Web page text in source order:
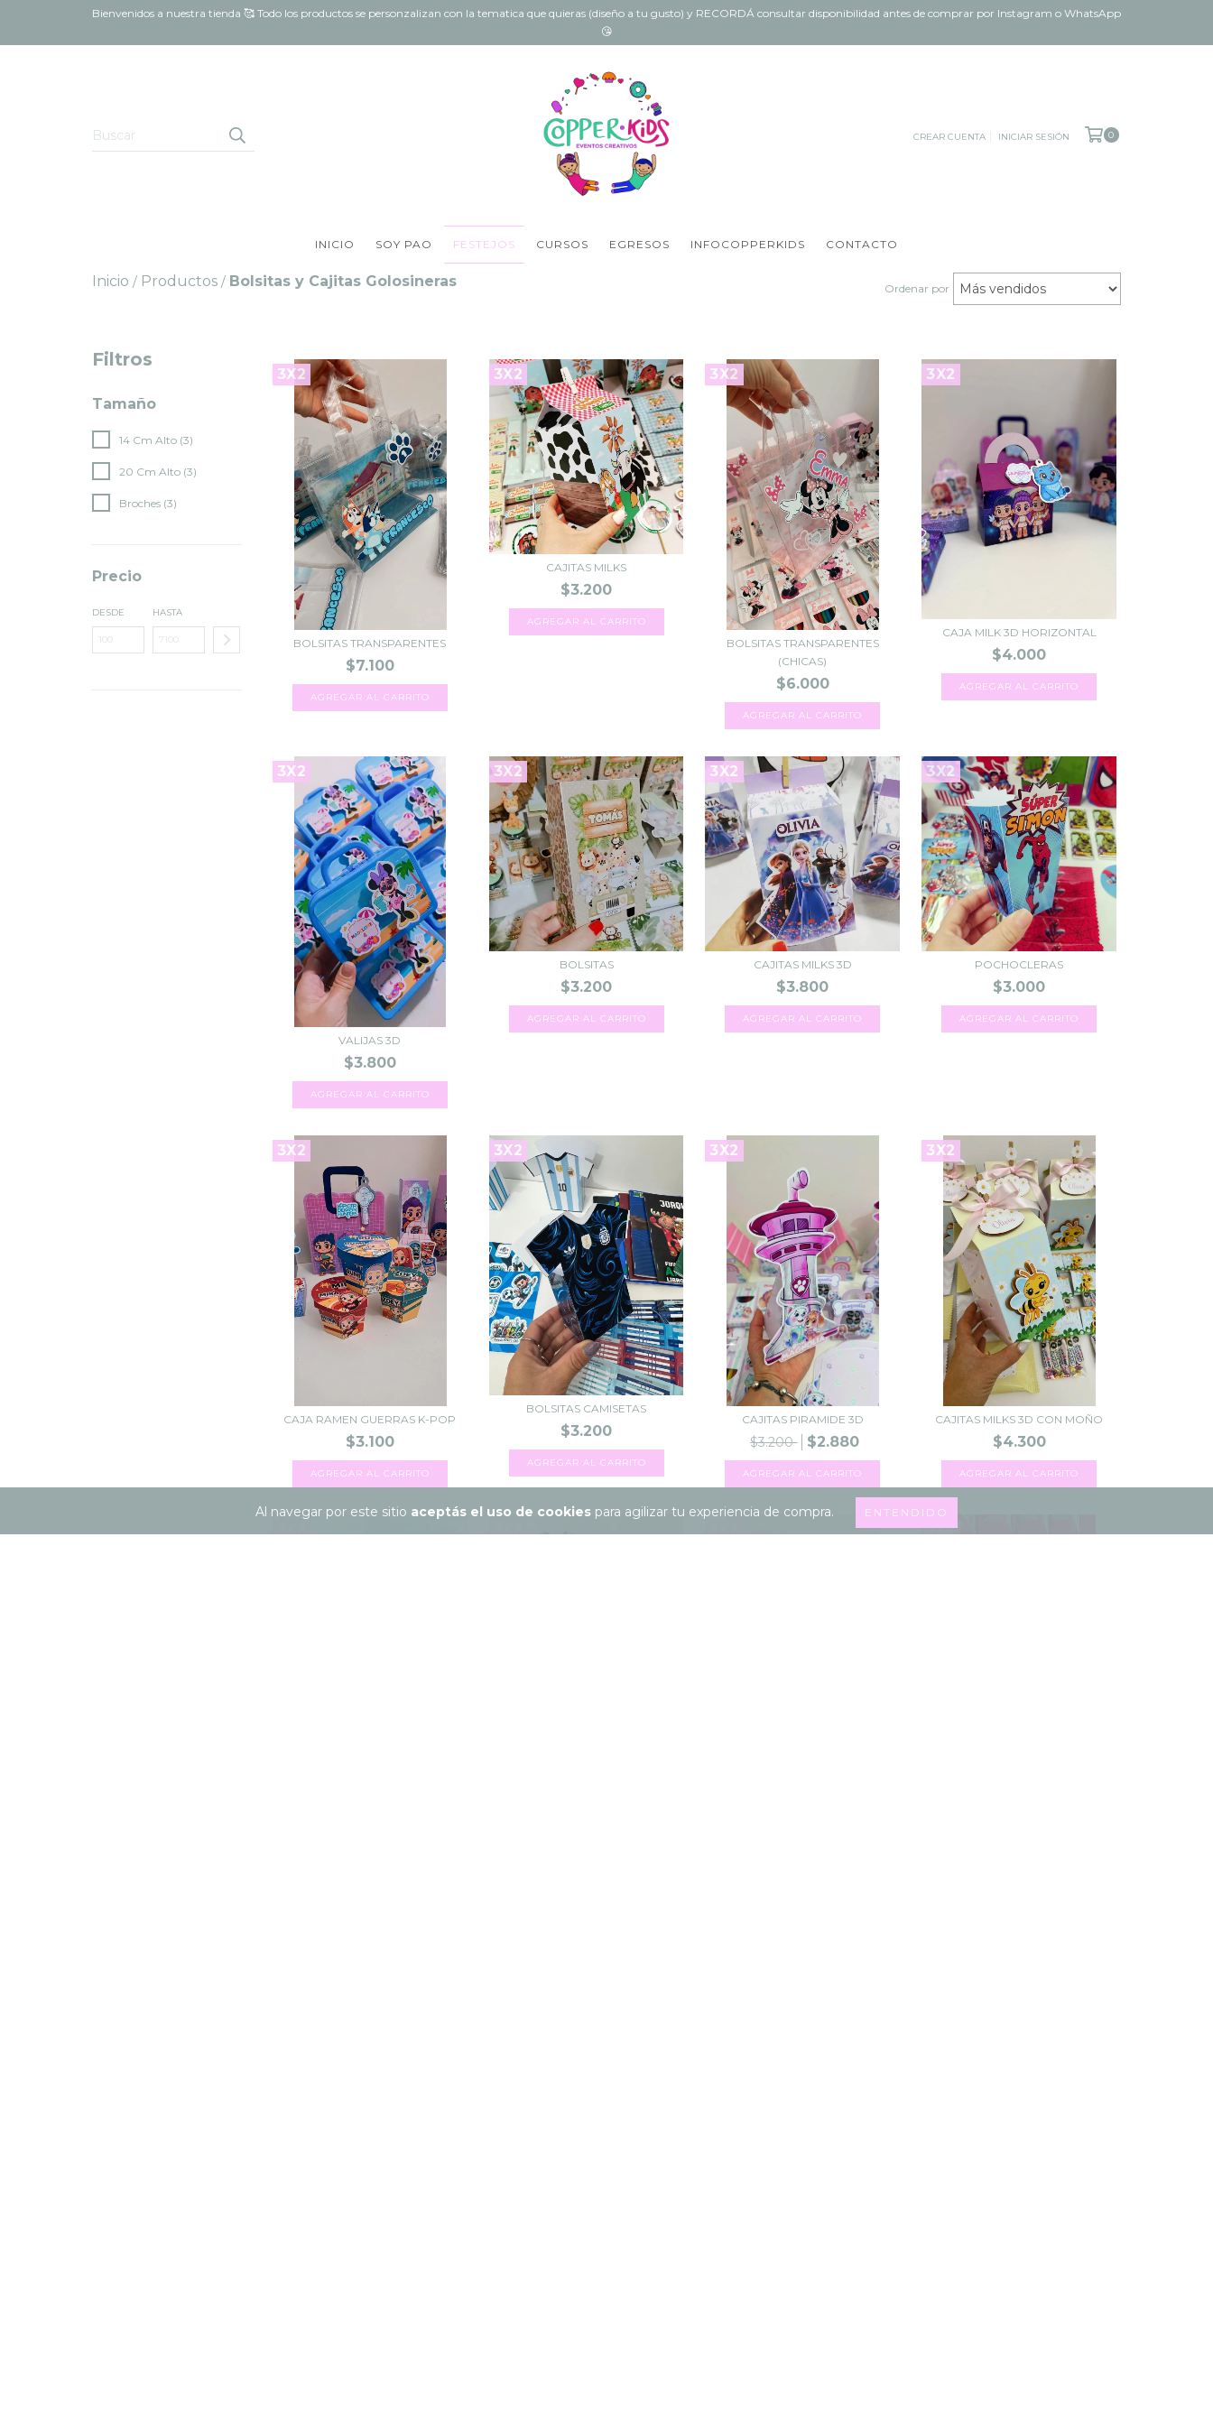
Al navegar por este sitio aceptás el uso de cookies para agilizar tu experiencia de compra. ENTENDIDO
Bienvenidos a nuestra tienda 🥰 Todo los productos se personzalizan con la tematica que quieras (diseño a tu gusto) y RECORDÁ consultar disponibilidad antes de comprar por Instagram o WhatsApp
😘
CREAR CUENTA INICIAR SESIÓN 0
INICIO SOY PAO FESTEJOS CURSOS EGRESOS INFOCOPPERKIDS CONTACTO
Inicio / Productos / Bolsitas y Cajitas Golosineras Ordenar por
Filtros
Tamaño
14 Cm Alto (3)
20 Cm Alto (3)
Broches (3)
Precio
DESDE HASTA
3X2
BOLSITAS TRANSPARENTES
$7.100
3X2
CAJITAS MILKS
$3.200
AGREGAR AL CARRITO
3X2
BOLSITAS TRANSPARENTES
(CHICAS)
$6.000
3X2
CAJA MILK 3D HORIZONTAL
$4.000
3X2
VALIJAS 3D
$3.800
3X2
BOLSITAS
$3.200
3X2
CAJITAS MILKS 3D
$3.800
AGREGAR AL CARRITO
3X2
POCHOCLERAS
$3.000
3X2
CAJA RAMEN GUERRAS K-POP
$3.100
3X2
BOLSITAS CAMISETAS
$3.200
3X2
CAJITAS PIRAMIDE 3D
$3.200 $2.880
3X2
CAJITAS MILKS 3D CON MOÑO
$4.300
AGREGAR AL CARRITO
3X2